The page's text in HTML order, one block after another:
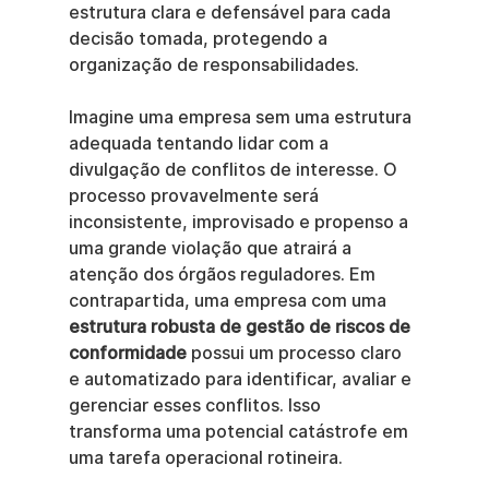
estrutura clara e defensável para cada
decisão tomada, protegendo a
organização de responsabilidades.
Imagine uma empresa sem uma estrutura
adequada tentando lidar com a
divulgação de conflitos de interesse. O
processo provavelmente será
inconsistente, improvisado e propenso a
uma grande violação que atrairá a
atenção dos órgãos reguladores. Em
contrapartida, uma empresa com uma
estrutura robusta de gestão de riscos de
conformidade possui um processo claro
e automatizado para identificar, avaliar e
gerenciar esses conflitos. Isso
transforma uma potencial catástrofe em
uma tarefa operacional rotineira.